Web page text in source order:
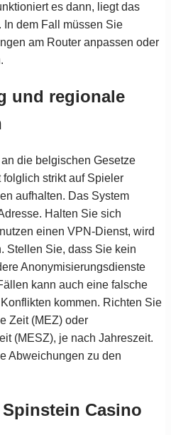
es dann, liegt das
In dem Fall müssen Sie
am Router anpassen oder
und regionale
die belgischen Gesetze
strikt auf Spieler
aufhalten. Das System
Halten Sie sich
einen VPN-Dienst, wird
Stellen Sie, dass Sie kein
Anonymisierungsdienste
kann auch eine falsche
kommen. Richten Sie
Zeit (MEZ) oder
(MESZ), je nach Jahreszeit.
Abweichungen zu den
Casino